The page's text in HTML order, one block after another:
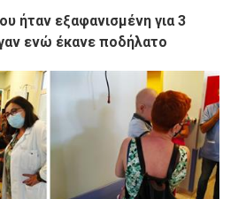
ήταν εξαφανισμένη για 3
ενώ έκανε ποδήλατο